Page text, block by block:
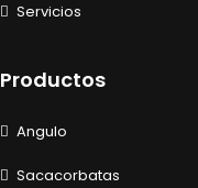
Servicios
Productos
Angulo
Sacacorbatas